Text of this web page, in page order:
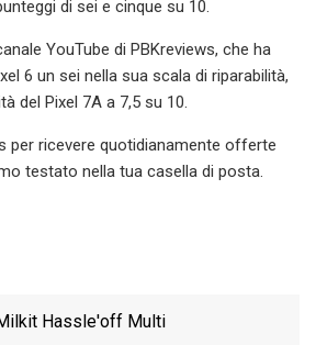
di sei e cinque su 10.
YouTube di PBKreviews, che ha
6 un sei nella sua scala di riparabilità,
del Pixel 7A a 7,5 su 10.
per ricevere quotidianamente offerte
testato nella tua casella di posta.
Hassle'off Multi